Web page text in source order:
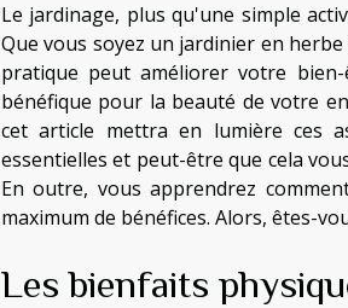
Le jardinage, plus qu'une simple
Que vous soyez un jardinier en
pratique peut améliorer votre
bénéfique pour la beauté de votre
cet article mettra en lumière ces
essentielles et peut-être que cela
En outre, vous apprendrez
maximum de bénéfices. Alors, êtes-
Les bienfaits